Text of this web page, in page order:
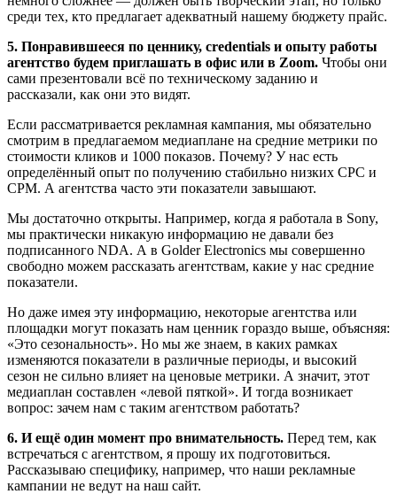
среди тех, кто предлагает адекватный нашему бюджету прайс.
5. Понравившееся по ценнику, credentials и опыту работы
агентство будем приглашать в офис или в Zoom. Чтобы они
сами презентовали всё по техническому заданию и
рассказали, как они это видят.
Если рассматривается рекламная кампания, мы обязательно
смотрим в предлагаемом медиаплане на средние метрики по
стоимости кликов и 1000 показов. Почему? У нас есть
определённый опыт по получению стабильно низких CPC и
CPM. А агентства часто эти показатели завышают.
Мы достаточно открыты. Например, когда я работала в Sony,
мы практически никакую информацию не давали без
подписанного NDA. А в Golder Electronics мы совершенно
свободно можем рассказать агентствам, какие у нас средние
показатели.
Но даже имея эту информацию, некоторые агентства или
площадки могут показать нам ценник гораздо выше, объясняя:
«Это сезональность». Но мы же знаем, в каких рамках
изменяются показатели в различные периоды, и высокий
сезон не сильно влияет на ценовые метрики. А значит, этот
медиаплан составлен «левой пяткой». И тогда возникает
вопрос: зачем нам с таким агентством работать?
6. И ещё один момент про внимательность. Перед тем, как
встречаться с агентством, я прошу их подготовиться.
Рассказываю специфику, например, что наши рекламные
кампании не ведут на наш сайт.